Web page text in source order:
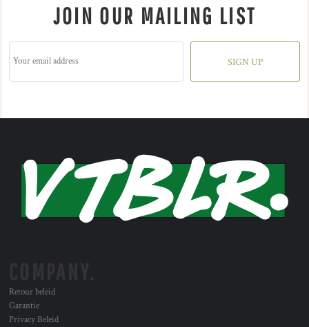
JOIN OUR MAILING LIST
SIGN UP
Retour beleid
Garantie
Privacy Beleid